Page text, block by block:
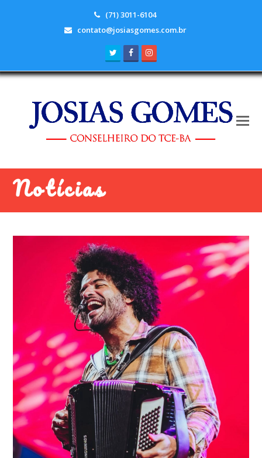
(71) 3011-6104
contato@josiasgomes.com.br
TwitterFacebook
Notícias